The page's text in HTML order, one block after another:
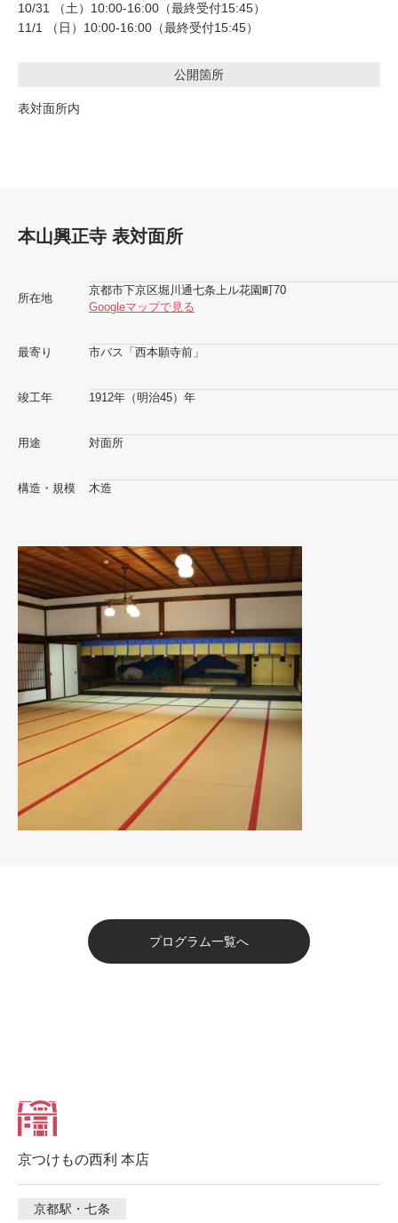
10/31 （土）10:00-16:00（最終受付15:45）
11/1 （日）10:00-16:00（最終受付15:45）
公開箇所
表対面所内
本山興正寺 表対面所
所在地
京都市下京区堀川通七条上ル花園町70
Googleマップで見る
最寄り 市バス「西本願寺前」
竣工年 1912年（明治45）年
用途 対面所
構造・規模 木造
プログラム一覧へ
京つけもの西利 本店
京都駅・七条